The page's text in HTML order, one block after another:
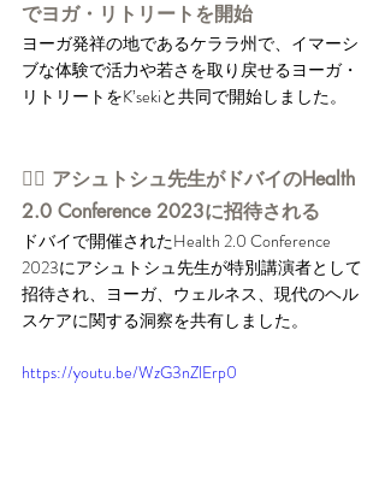
でヨガ・リトリートを開始
ヨーガ発祥の地であるケララ州で、イマーシ
ブな体験で活力や若さを取り戻せるヨーガ・
リトリートをK’sekiと共同で開始しました。
👉🏻 アシュトシュ先生がドバイのHealth
2.0 Conference 2023に招待される
ドバイで開催されたHealth 2.0 Conference
2023にアシュトシュ先生が特別講演者として
招待され、ヨーガ、ウェルネス、現代のヘル
スケアに関する洞察を共有しました。
https://youtu.be/WzG3nZlErp0